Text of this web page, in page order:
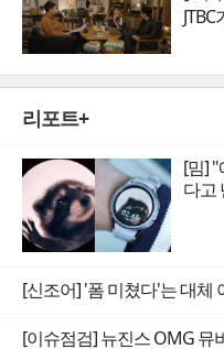
리포트+
[밈] "
다고
[신조어] '폼 미쳤다'는 대체